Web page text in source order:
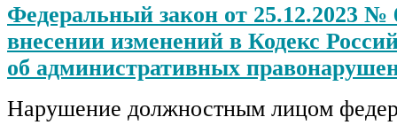
Федеральный закон от 25.12.2023
внесении изменений в Кодекс
об административных
Нарушение должностным лицом